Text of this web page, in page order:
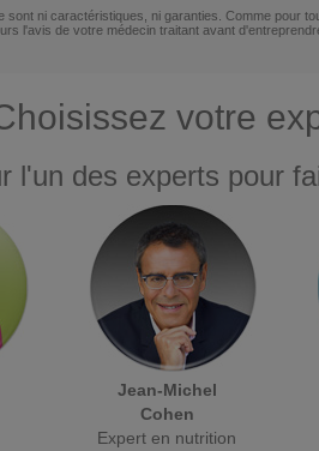
ni caractéristiques, ni garanties. Comme pour
l'avis de votre médecin traitant avant
votre
l'un des experts pour
Jean-Michel
Cohen
Expert en nutrition